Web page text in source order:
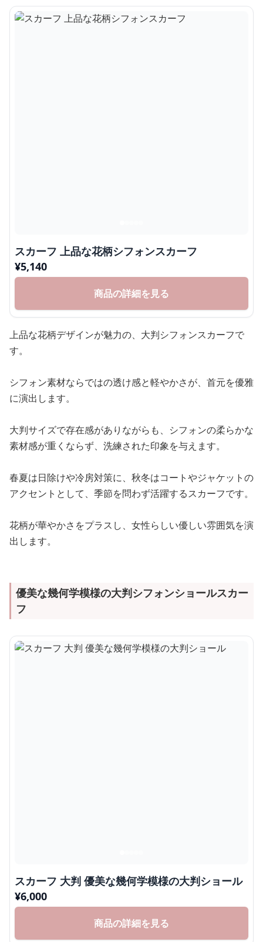
スカーフ 上品な花柄シフォンスカーフ
¥5,140
商品の詳細を見る
上品な花柄デザインが魅力の、大判シフォンスカーフで
す。
シフォン素材ならではの透け感と軽やかさが、首元を優雅
に演出します。
大判サイズで存在感がありながらも、シフォンの柔らかな
素材感が重くならず、洗練された印象を与えます。
春夏は日除けや冷房対策に、秋冬はコートやジャケットの
アクセントとして、季節を問わず活躍するスカーフです。
花柄が華やかさをプラスし、女性らしい優しい雰囲気を演
出します。
優美な幾何学模様の大判シフォンショールスカー
フ
スカーフ 大判 優美な幾何学模様の大判ショール
¥6,000
商品の詳細を見る